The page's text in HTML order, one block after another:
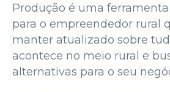
Produção é uma
para o empreendedor rural
manter atualizado sobre
acontece no meio rural e
alternativas para o seu